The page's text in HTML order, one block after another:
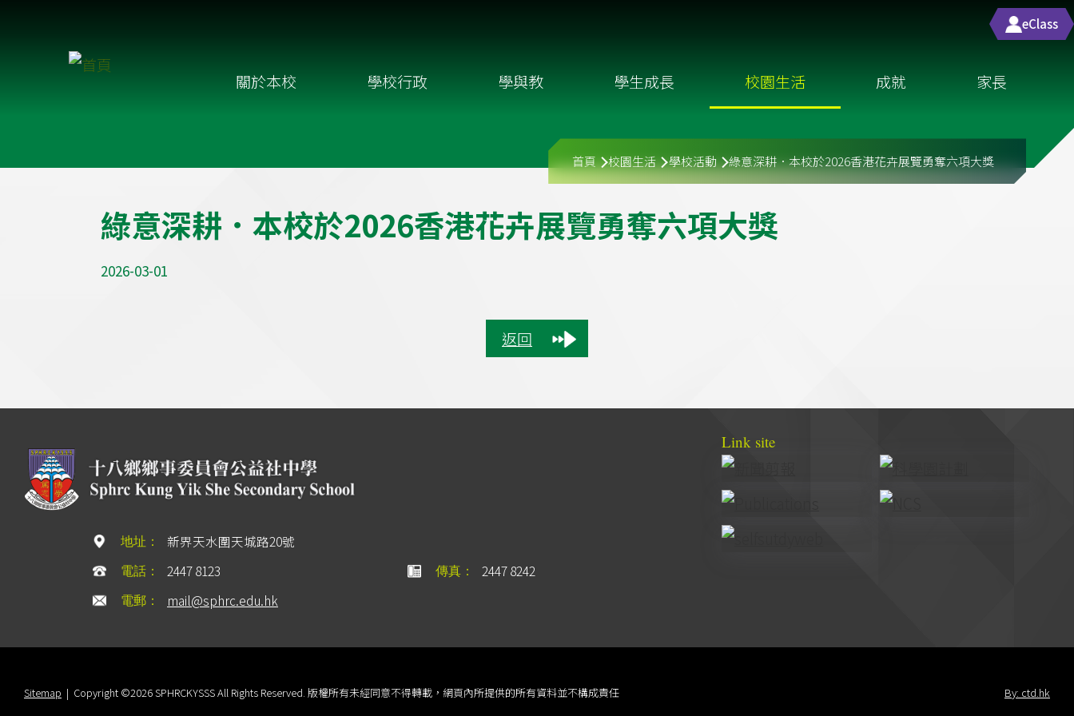
eClass
Main
navigation
關於本校 學校行政 學與教 學生成長 校園生活 成就 家長
導
航
連
結
首頁 校園生活 學校活動 綠意深耕．本校於2026香港花卉展覽勇奪六項大獎
綠意深耕 ．本校於2026香港花卉展覽勇奪六項大獎
2026-03-01
返回
地址： 新界天水圍天城路20號
電話： 2447 8123 傳真： 2447 8242
電郵： mail@sphrc.edu.hk
Link site
Sitemap | Copyright ©2026 SPHRCKYSSS All Rights Reserved. 版權所有未經同意不得轉載，網頁內所提供的所有資料並不構成責任 By: ctd.hk